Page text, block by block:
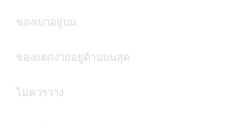
ของเบาอยู่บน
ของแตกง่ายอยู่ด้านบนสุด
ไม่ควรวาง